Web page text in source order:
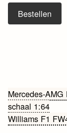
Bestellen
Bericht
navigatie
Mercedes-
schaal 1:64
Williams F1